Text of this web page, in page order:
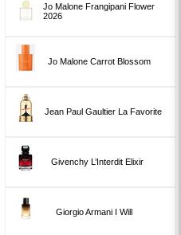
Jo Malone Frangipani Flower
2026
Jo Malone Carrot Blossom
Jean Paul Gaultier La Favorite
Givenchy L’Interdit Elixir
Giorgio Armani I Will